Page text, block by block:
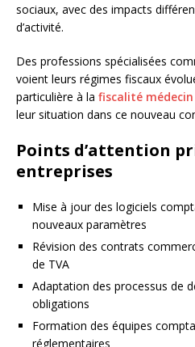
sociaux, avec des impacts
d’activité.
Des professions spécialisées
voient leurs régimes fiscaux
particulière à la fiscalité
leur situation dans ce nouveau
Points d’attention
entreprises
Mise à jour des logiciels
nouveaux paramètres
Révision des contrats
de TVA
Adaptation des processus de
obligations
Formation des équipes
réglementaires